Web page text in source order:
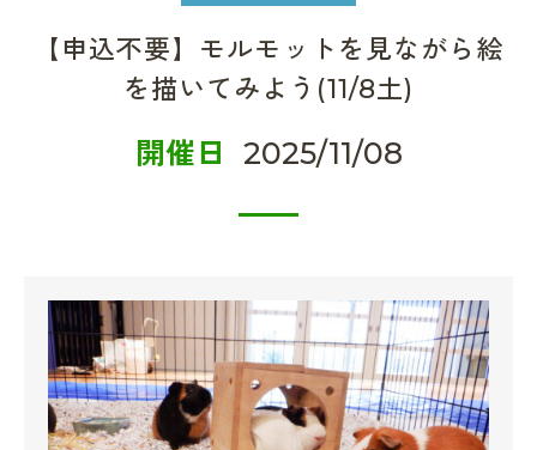
【申込不要】モルモットを見ながら絵
を描いてみよう(11/8土)
開催日 2025/11/08